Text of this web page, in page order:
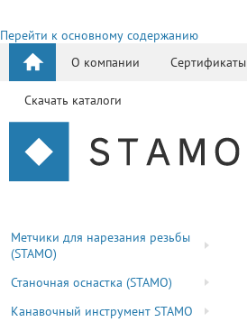
Перейти к основному содержанию
О компании
Сертификаты
Скачать каталоги
Метчики для нарезания резьбы
(STAMO)
Станочная оснастка (STAMO)
Канавочный инструмент STAMO